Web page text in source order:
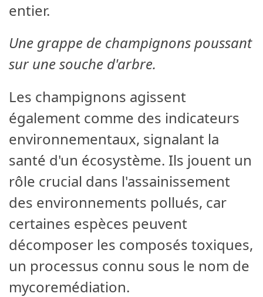
entier.
Une grappe de champignons poussant
sur une souche d'arbre.
Les champignons agissent
également comme des indicateurs
environnementaux, signalant la
santé d'un écosystème. Ils jouent un
rôle crucial dans l'assainissement
des environnements pollués, car
certaines espèces peuvent
décomposer les composés toxiques,
un processus connu sous le nom de
mycoremédiation.